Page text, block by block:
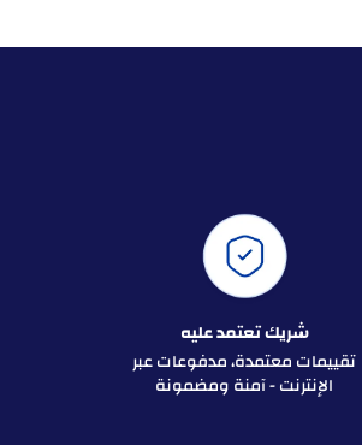
شريك تعتمد عليه
تقييمات معتمدة، مدفوعات عبر
الإنترنت - آمنة ومضمونة